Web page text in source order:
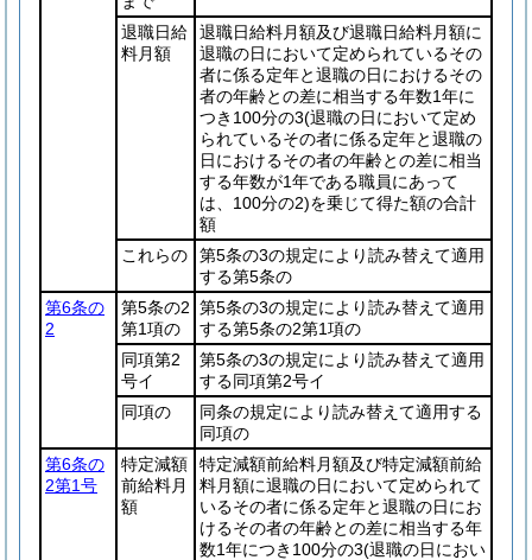
退職日給
料月額
退職日給料月額及び退職日給料月額に
退職の日において定められているその
者に係る定年と退職の日におけるその
者の年齢との差に相当する年数1年に
つき100分の3(退職の日において定め
られているその者に係る定年と退職の
日におけるその者の年齢との差に相当
する年数が1年である職員にあって
は、100分の2)を乗じて得た額の合計
額
これらの
第5条の3の規定により読み替えて適用
する第5条の
第6条の
2
第5条の2
第1項の
第5条の3の規定により読み替えて適用
する第5条の2第1項の
同項第2
号イ
第5条の3の規定により読み替えて適用
する同項第2号イ
同項の
同条の規定により読み替えて適用する
同項の
第6条の
2第1号
特定減額
前給料月
額
特定減額前給料月額及び特定減額前給
料月額に退職の日において定められて
いるその者に係る定年と退職の日にお
けるその者の年齢との差に相当する年
数1年につき100分の3(退職の日におい